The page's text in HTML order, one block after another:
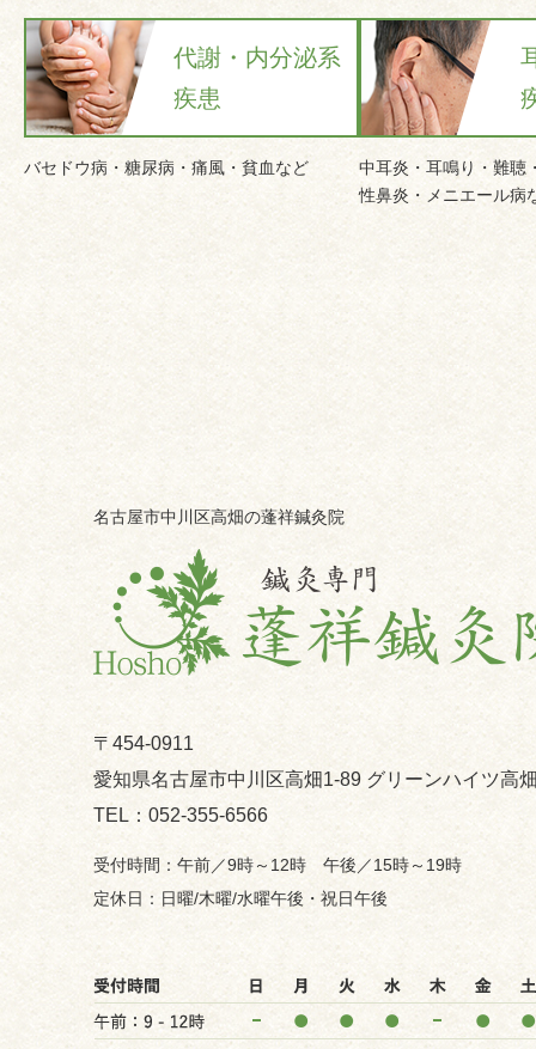
代謝・内分泌系
疾患
バセドウ病・糖尿病・痛風・貧血など
中耳炎・耳鳴り・難聴
性鼻炎・メニエール病
名古屋市中川区高畑の蓬祥鍼灸院
〒454-0911
愛知県名古屋市中川区高畑1-89 グリーンハイツ高
052-355-6566
午前／9時～12時 午後／15時～19時
日曜/木曜/水曜午後・祝日午後